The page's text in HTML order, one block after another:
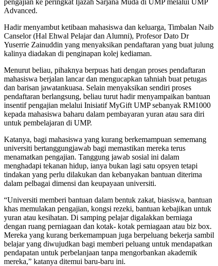
Advanced.
Hadir menyambut ketibaan mahasiswa dan keluarga, Timbalan Naib
Canselor (Hal Ehwal Pelajar dan Alumni), Profesor Dato Dr
Yuserrie Zainuddin yang menyaksikan pendaftaran yang buat julung
kalinya diadakan di penginapan kolej kediaman.
Menurut beliau, pihaknya berpuas hati dengan proses pendaftaran
mahasiswa berjalan lancar dan mengucapkan tahniah buat petugas
dan barisan jawatankuasa. Selain menyaksikan sendiri proses
pendaftaran berlangsung, beliau turut hadir menyampaikan bantuan
insentif pengajian melalui Inisiatif MyGift UMP sebanyak RM1000
kepada mahasiswa baharu dalam pembayaran yuran atau sara diri
untuk pembelajaran di UMP.
Katanya, bagi mahasiswa yang kurang berkemampuan sememang
universiti bertanggungjawab bagi memastikan mereka terus
menamatkan pengajian. Tanggung jawab sosial ini dalam
menghadapi tekanan hidup, ianya bukan lagi satu opsyen tetapi
tindakan yang perlu dilakukan dan kebanyakan bantuan diterima
dalam pelbagai dimensi dan keupayaan universiti.
“Universiti memberi bantuan dalam bentuk zakat, biasiswa, bantuan
khas memulakan pengajian, kongsi rezeki, bantuan kebajikan untuk
yuran atau kesihatan. Di samping pelajar digalakkan berniaga
dengan ruang perniagaan dan kotak- kotak perniagaan atau biz box.
Mereka yang kurang berkemampuan juga berpeluang bekerja sambil
belajar yang diwujudkan bagi memberi peluang untuk mendapatkan
pendapatan untuk perbelanjaan tanpa mengorbankan akademik
mereka,” katanya ditemui baru-baru ini.